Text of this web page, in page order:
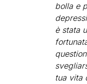
bolla e
è stata
tua vita